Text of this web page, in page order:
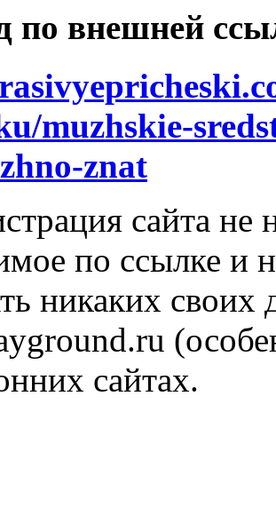
по внешней
muzhskie-
znat
сайта не
по ссылке и
никаких
сайтах.